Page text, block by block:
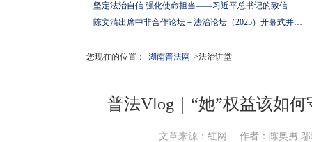
坚定法治自信 强化使命担当——习近平总书记的致信激励法学法律工作者投身全面依法治国伟大实践
陈文清出席中非合作论坛－法治论坛（2025）开幕式并在湖南调研
您现在的位置： 湖南普法网 >法治讲堂
普法Vlog｜“她”权益该如
文章来源：红网 作者：陈奥男